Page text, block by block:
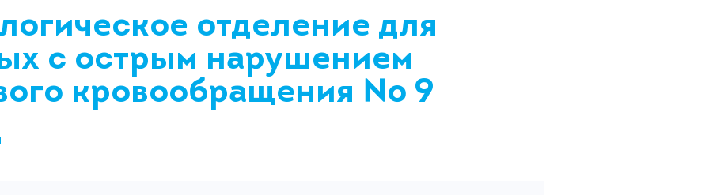
отделение для
с острым нарушением
кровообращения № 9